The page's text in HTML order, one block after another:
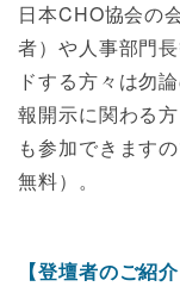
日本CHO協会の
者）や人事部門
ドする方々は勿
報開示に関わる
も参加できます
無料）。
【登壇者のご紹介